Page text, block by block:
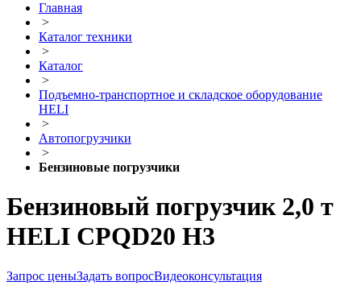
Главная
>
Каталог техники
>
Каталог
>
Подъемно-транспортное и складское оборудование
HELI
>
Автопогрузчики
>
Бензиновые погрузчики
Бензиновый погрузчик 2,0 т
HELI CPQD20 H3
Запрос ценыЗадать вопросВидеоконсультация